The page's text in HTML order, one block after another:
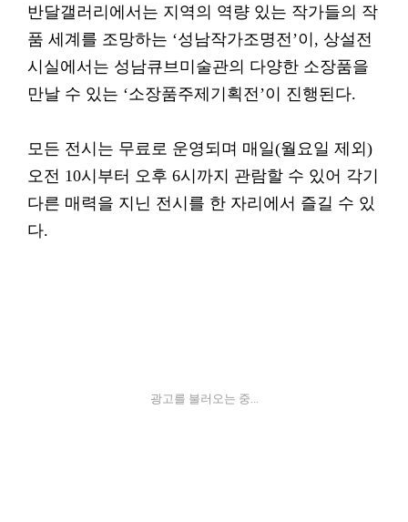
반달갤러리에서는 지역의 역량 있는 작가들의 작
품 세계를 조망하는 ‘성남작가조명전’이, 상설전
시실에서는 성남큐브미술관의 다양한 소장품을
만날 수 있는 ‘소장품주제기획전’이 진행된다.
모든 전시는 무료로 운영되며 매일(월요일 제외)
오전 10시부터 오후 6시까지 관람할 수 있어 각기
다른 매력을 지닌 전시를 한 자리에서 즐길 수 있
다.
광고를 불러오는 중...